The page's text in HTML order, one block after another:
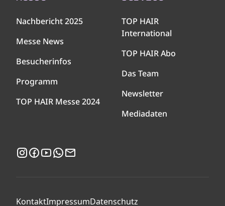
Nachbericht 2025
Messe News
Besucherinfos
Programm
TOP HAIR Messe 2024
TOP HAIR
International
TOP HAIR Abo
Das Team
Newsletter
Mediadaten
Instagram
Facebook
YouTubeWhatsApp
KontaktImpressumDatenschutz